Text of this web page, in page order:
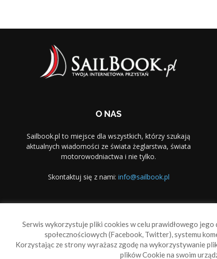
O NAS
Sailbook.pl to miejsce dla wszystkich, którzy szukają
aktualnych wiadomości ze świata żeglarstwa, świata
motorowodniactwa i nie tylko.
Skontaktuj się z nami: info@sailbook.pl
Serwis wykorzystuje pliki cookies w celu prawidłowego
społecznościowych (Facebook, Twitter), systemu
Korzystając ze strony wyrażasz zgodę na wykorzystywanie
plików Cookie na swoim